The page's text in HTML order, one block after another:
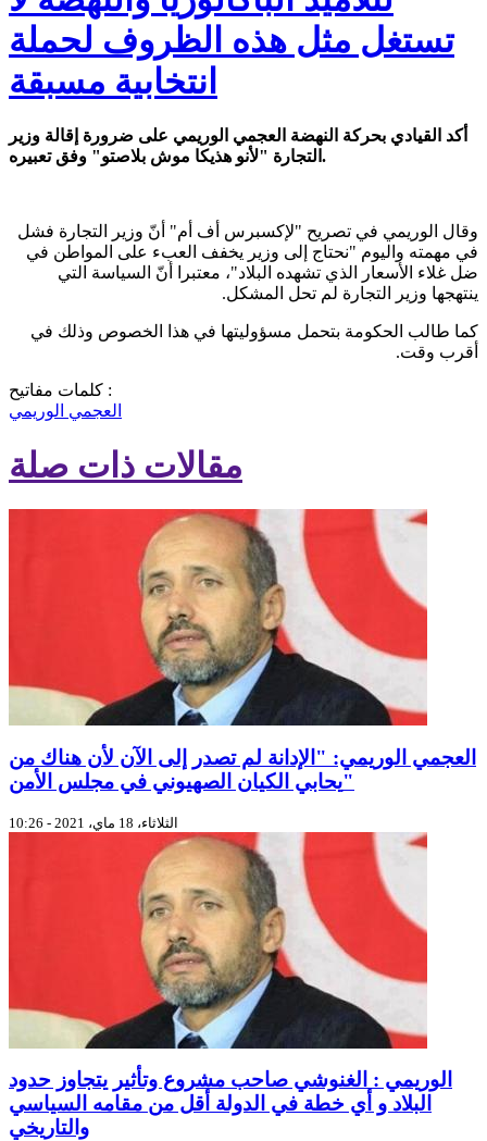
تستغل مثل هذه الظروف لحملة
انتخابية مسبقة
أكد القيادي بحركة النهضة العجمي الوريمي على ضرورة إقالة وزير
التجارة "لأنو هذيكا موش بلاصتو" وفق تعبيره.
وقال الوريمي في تصريح "لإكسبرس أف أم" أنّ وزير التجارة فشل
في مهمته واليوم "نحتاج إلى وزير يخفف العبء على المواطن في
ضل غلاء الأسعار الذي تشهده البلاد"، معتبرا أنّ السياسة التي
ينتهجها وزير التجارة لم تحل المشكل.
كما طالب الحكومة بتحمل مسؤوليتها في هذا الخصوص وذلك في
أقرب وقت.
كلمات مفاتيح :
العجمي الوريمي
مقالات ذات صلة
العجمي الوريمي: "الإدانة لم تصدر إلى الآن لأن هناك من
يحابي الكيان الصهيوني في مجلس الأمن"
الثلاثاء، 18 ماي، 2021 - 10:26
الوريمي : الغنوشي صاحب مشروع وتأثير يتجاوز حدود
البلاد و أي خطة في الدولة أقل من مقامه السياسي
والتاريخي